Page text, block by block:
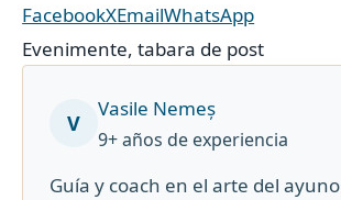
FacebookXEmailWhatsApp
Evenimente,tabara de post
V
Vasile Nemeș
9+ años de experiencia
Guía y coach en el arte del ayuno